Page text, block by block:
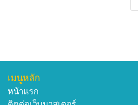
เมนูหลัก
หน้าแรก